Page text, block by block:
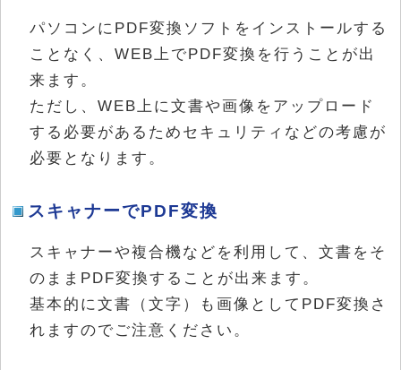
パソコンにPDF変換ソフトをインストールする
ことなく、WEB上でPDF変換を行うことが出
来ます。
ただし、WEB上に文書や画像をアップロード
する必要があるためセキュリティなどの考慮が
必要となります。
スキャナーでPDF変換
スキャナーや複合機などを利用して、文書をそ
のままPDF変換することが出来ます。
基本的に文書（文字）も画像としてPDF変換さ
れますのでご注意ください。